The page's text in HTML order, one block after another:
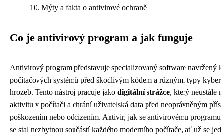
Mýty a fakta o antivirové ochraně
Co je antivirový program a jak funguje
Antivirový program představuje specializovaný software navržený
počítačových systémů před škodlivým kódem a různými typy
hrozeb. Tento nástroj pracuje jako digitální strážce, který neustále
aktivitu v počítači a chrání uživatelská data před neoprávněným
poškozením nebo odcizením. Antivir, jak se antivirovému
se stal nezbytnou součástí každého moderního počítače, ať už se